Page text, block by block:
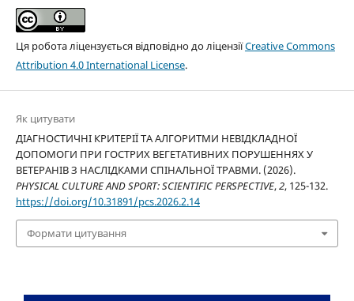
Ця робота ліцензується відповідно до ліцензіїCreative Commons
Attribution 4.0 International License.
Як цитувати
ДІАГНОСТИЧНІ КРИТЕРІЇ ТА АЛГОРИТМИ НЕВІДКЛАДНОЇ
ДОПОМОГИ ПРИ ГОСТРИХ ВЕГЕТАТИВНИХ ПОРУШЕННЯХ У
ВЕТЕРАНІВ З НАСЛІДКАМИ СПІНАЛЬНОЇ ТРАВМИ. (2026).
PHYSICAL CULTURE AND SPORT: SCIENTIFIC PERSPECTIVE,2, 125-132.
https://doi.org/10.31891/pcs.2026.2.14
Формати цитування